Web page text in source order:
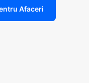
Afaceri